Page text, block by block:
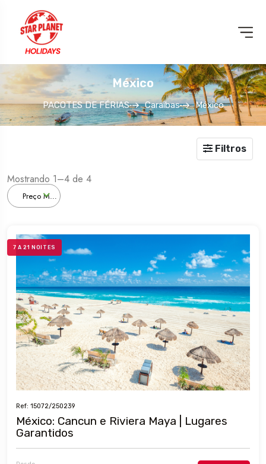
PARQUES
TEMÁTICOS
México
PACOTES DE FÉRIAS Caraibas México
Mostrando 1–4 de 4
Preço Menor
7 A 21 NOITES
Ref: 15072/250239
México: Cancun e Riviera Maya | Lugares
Garantidos
Filtros